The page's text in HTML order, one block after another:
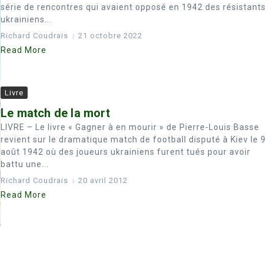
série de rencontres qui avaient opposé en 1942 des résistants
ukrainiens...
Richard Coudrais 21 octobre 2022
Read More
Livre
Le match de la mort
LIVRE – Le livre « Gagner à en mourir » de Pierre-Louis Basse
revient sur le dramatique match de football disputé à Kiev le 9
août 1942 où des joueurs ukrainiens furent tués pour avoir
battu une...
Richard Coudrais 20 avril 2012
Read More